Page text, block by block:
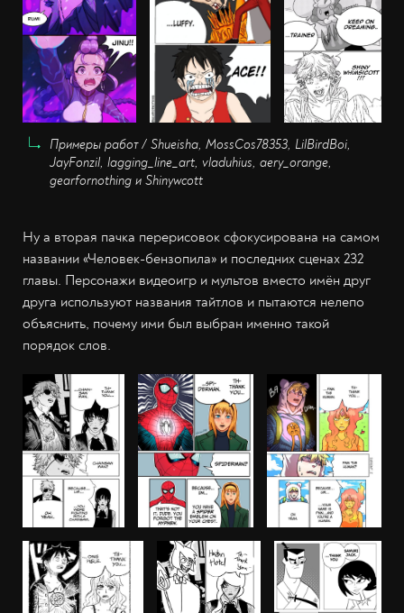
Примеры работ / Shueisha, MossCos78353, LilBirdBoi,
JayFonzil, lagging_line_art, vladuhius, aery_orange,
gearfornothing и Shinywcott
Ну а вторая пачка перерисовок сфокусирована на самом
названии «Человек-бензопила» и последних сценах 232
главы. Персонажи видеоигр и мультов вместо имён друг
друга используют названия тайтлов и пытаются нелепо
объяснить, почему ими был выбран именно такой
порядок слов.